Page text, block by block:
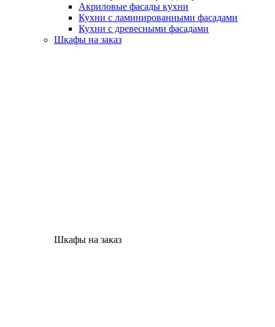
Акриловые фасады кухни
Кухни с ламинированными фасадами
Кухни с древесными фасадами
Шкафы на заказ
Шкафы на заказ